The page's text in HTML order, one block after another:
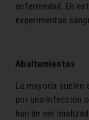
enfermedad. En
experimentan
Abultamientos
La mayoría suelen
por una infección
han de ser